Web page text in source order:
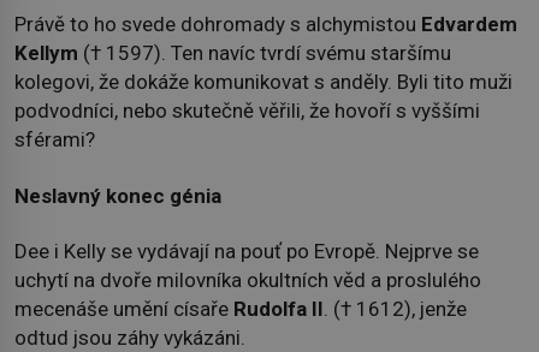
Právě to ho svede dohromady s alchymistou Edvardem
Kellym († 1597). Ten navíc tvrdí svému staršímu
kolegovi, že dokáže komunikovat s anděly. Byli tito muži
podvodníci, nebo skutečně věřili, že hovoří s vyššími
sférami?
Neslavný konec génia
Dee i Kelly se vydávají na pouť po Evropě. Nejprve se
uchytí na dvoře milovníka okultních věd a proslulého
mecenáše umění císaře Rudolfa II. († 1612), jenže
odtud jsou záhy vykázáni.